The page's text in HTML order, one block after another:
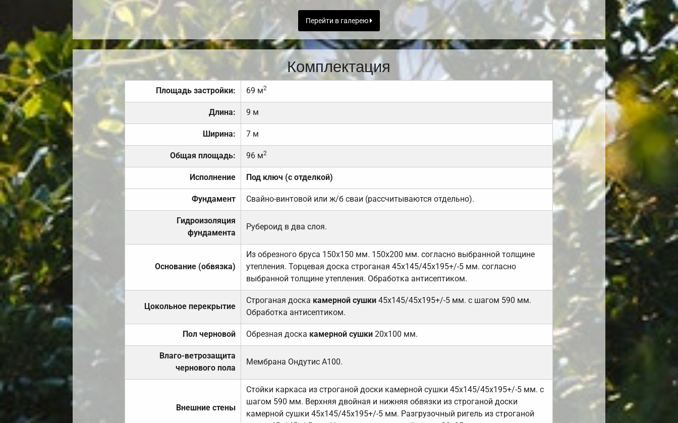
Перейти в галерею
Комплектация
Площадь застройки: 69 м2
Длина: 9 м
Ширина: 7 м
Общая площадь: 96 м2
Исполнение Под ключ (с отделкой)
Фундамент Свайно-винтовой или ж/б сваи (рассчитываются отдельно).
Гидроизоляция
фундамента
Рубероид в два слоя.
Основание (обвязка)
Из обрезного бруса 150х150 мм. 150х200 мм. согласно выбранной толщине
утепления. Торцевая доска строганая 45х145/45х195+/-5 мм. согласно
выбранной толщине утепления. Обработка антисептиком.
Цокольное перекрытие
Строганая доска камерной сушки 45х145/45х195+/-5 мм. с шагом 590 мм.
Обработка антисептиком.
Пол черновой Обрезная доска камерной сушки20х100 мм.
Влаго-ветрозащита
чернового пола
Мембрана Ондутис А100.
Внешние стены
Стойки каркаса из строганой доски камерной сушки 45х145/45х195+/-5 мм. с
шагом 590 мм. Верхняя двойная и нижняя обвязки из строганой доски
камерной сушки 45х145/45х195+/-5 мм. Разгрузочный ригель из строганой